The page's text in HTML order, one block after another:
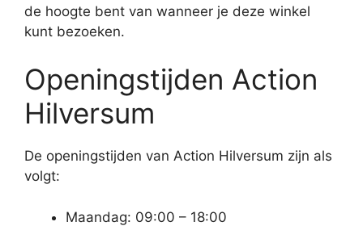
de hoogte bent van wanneer je deze winkel
kunt bezoeken.
Openingstijden Action
Hilversum
De openingstijden van Action Hilversum zijn als
volgt:
Maandag: 09:00 – 18:00